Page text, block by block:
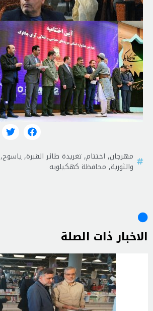
مهرجان, اختتام,تغریدة طائر القبرة,ياسوج,
والثورية, محافظة کهکیلویه
الاخبار ذات الصلة